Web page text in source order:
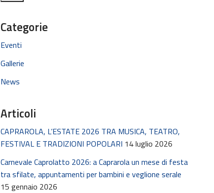
Categorie
Eventi
Gallerie
News
Articoli
CAPRAROLA, L’ESTATE 2026 TRA MUSICA, TEATRO,
FESTIVAL E TRADIZIONI POPOLARI 14 luglio 2026
Carnevale Caprolatto 2026: a Caprarola un mese di festa
tra sfilate, appuntamenti per bambini e veglione serale
15 gennaio 2026